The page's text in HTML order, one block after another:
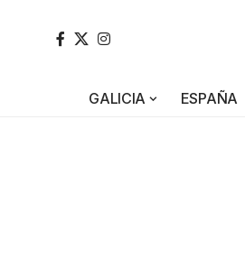
GALICIA ESPAÑA